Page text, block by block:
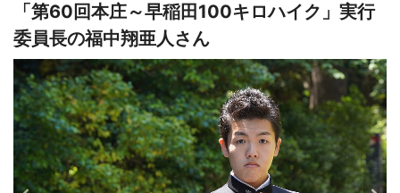
「第60回本庄～早稲田100キロハイク」実行
委員長の福中翔亜人さん